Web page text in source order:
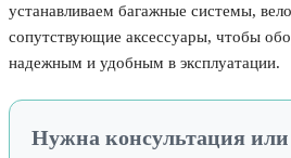
устанавливаем багажные системы,
сопутствующие аксессуары, чтобы
надежным и удобным в эксплуатации.
Нужна консультация или